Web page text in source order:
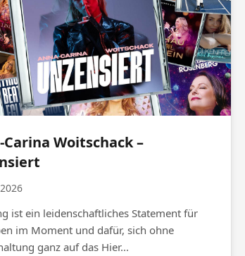
Carina Woitschack –
ist ein leidenschaftliches Statement für
im Moment und dafür, sich ohne
ganz auf das Hier...